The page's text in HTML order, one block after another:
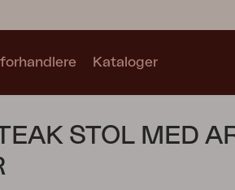
Sverige
Kataloger
Kataloger
STOL MED